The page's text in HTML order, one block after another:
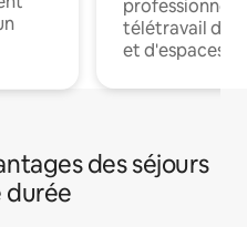
professionnels
télétravail
et d'espaces
des séjours
durée